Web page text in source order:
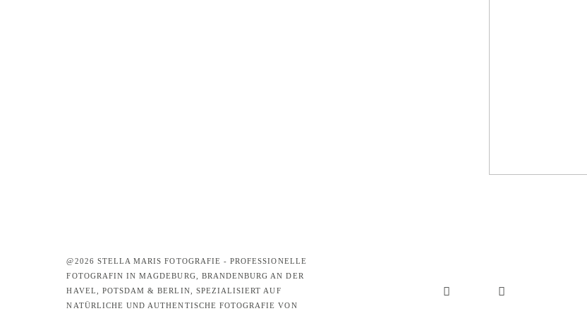
@2026 STELLA MARIS FOTOGRAFIE - PROFESSIONELLE
FOTOGRAFIN IN MAGDEBURG, BRANDENBURG AN DER
HAVEL, POTSDAM & BERLIN, SPEZIALISIERT AUF
NATÜRLICHE UND AUTHENTISCHE FOTOGRAFIE VON